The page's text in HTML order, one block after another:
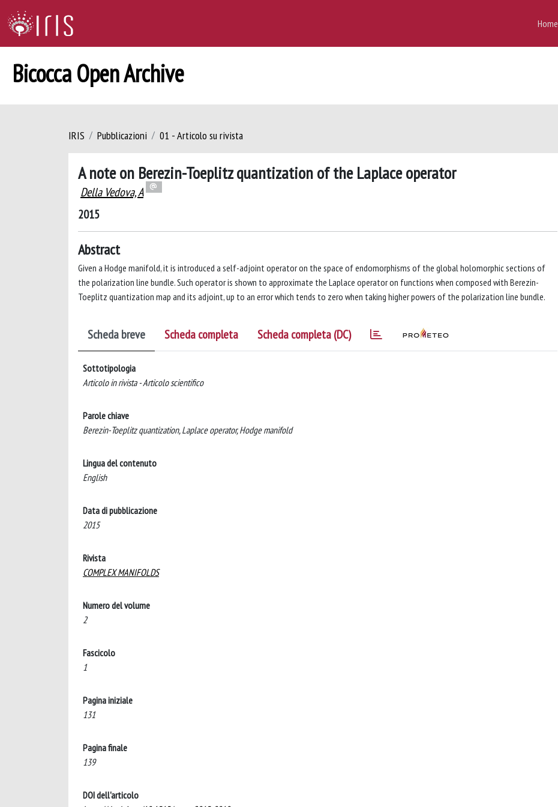
Home
Bicocca Open Archive
IRIS Pubblicazioni 01 - Articolo su rivista
A note on Berezin-Toeplitz quantization of the Laplace operator
Della Vedova, A
2015
Abstract
Given a Hodge manifold, it is introduced a self-adjoint operator on the space of endomorphisms of the global holomorphic sections of
the polarization line bundle. Such operator is shown to approximate the Laplace operator on functions when composed with Berezin-
Toeplitz quantization map and its adjoint, up to an error which tends to zero when taking higher powers of the polarization line bundle.
Scheda breve Scheda completa Scheda completa (DC)
Sottotipologia
Articolo in rivista - Articolo scientifico
Parole chiave
Berezin-Toeplitz quantization, Laplace operator, Hodge manifold
Lingua del contenuto
English
Data di pubblicazione
2015
Rivista
COMPLEX MANIFOLDS
Numero del volume
2
Fascicolo
1
Pagina iniziale
131
Pagina finale
139
DOI dell'articolo